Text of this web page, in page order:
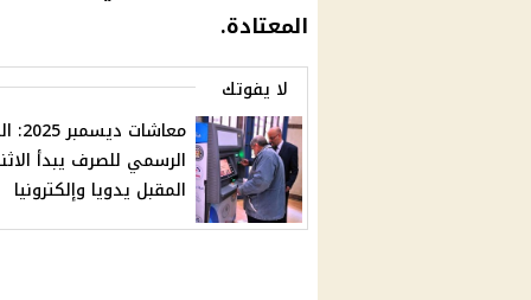
المعتادة.
لا يفوتك
معاشات
الرسمي للصرف يبدأ
المقبل يدويا وإلكترونيا